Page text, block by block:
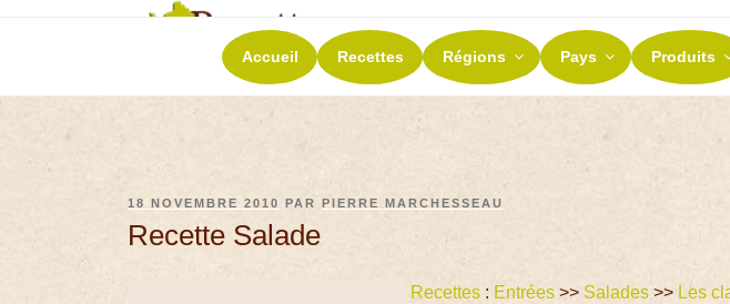
RECETTES ET
La richesse de nos terroirs
Accueil Recettes Régions Pays Produits
18 NOVEMBRE 2010 PARPIERRE MARCHESSEAU
Recette Salade
Recettes : Entrées >> Salades >> Les